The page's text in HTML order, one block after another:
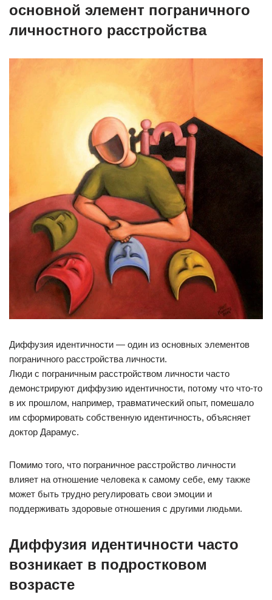
основной элемент пограничного
личностного расстройства
Диффузия идентичности — один из основных элементов
пограничного расстройства личности.
Люди с пограничным расстройством личности часто
демонстрируют диффузию идентичности, потому что что-то
в их прошлом, например, травматический опыт, помешало
им сформировать собственную идентичность, объясняет
доктор Дарамус.
Помимо того, что пограничное расстройство личности
влияет на отношение человека к самому себе, ему также
может быть трудно регулировать свои эмоции и
поддерживать здоровые отношения с другими людьми.
Диффузия идентичности часто
возникает в подростковом
возрасте